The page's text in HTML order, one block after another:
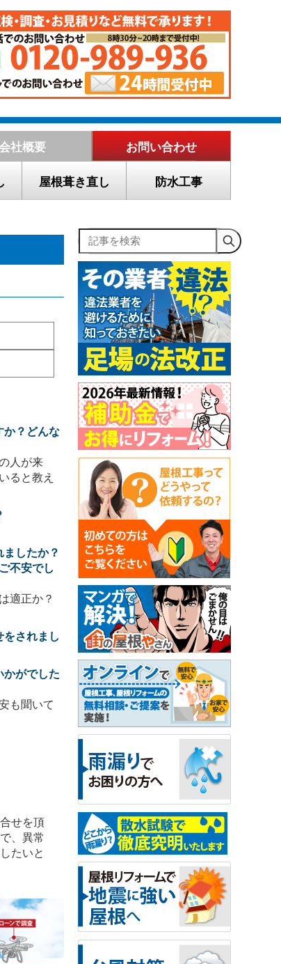
社概要 お問い合わせ
屋根葺き直し 防水工事
か？どんな
人が来
ると教え
したか？
不安でし
適正か？
をされまし
かがでした
も聞いて
せを頂
、異常
たいと
記事を検索